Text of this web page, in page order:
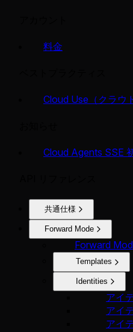
料金
Cloud Use（クラウ
Cloud Agents SSE
共通仕様
Forward Mode
Forward
Templates
Identities
アイ
アイ
アイ